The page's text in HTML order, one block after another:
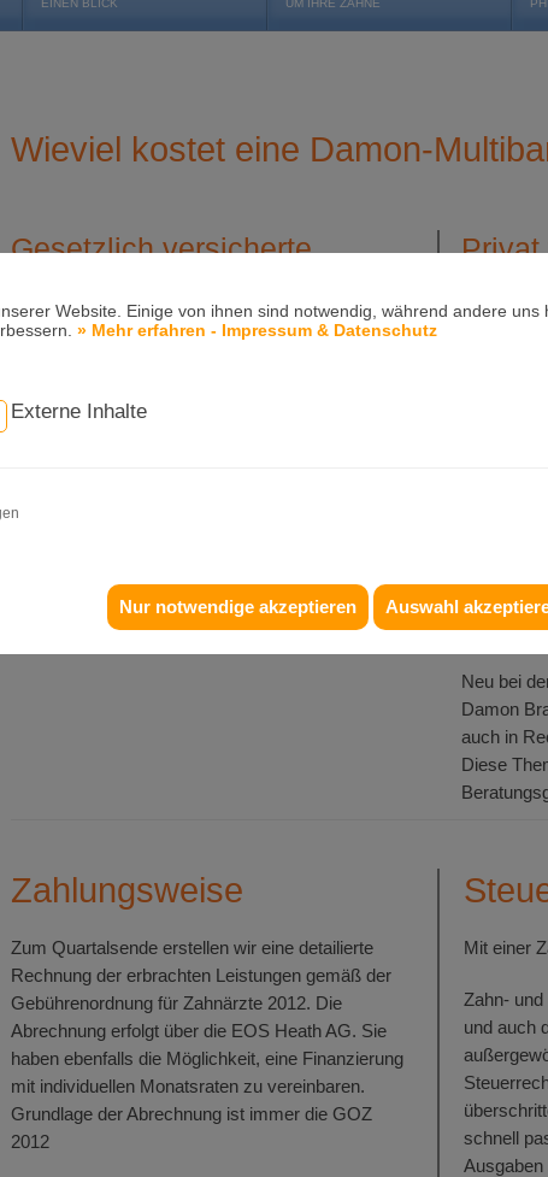
Website. Einige von ihnen sind notwendig, während andere uns
» Mehr erfahren - Impressum & Datenschutz
Externe Inhalte
Nur notwendige akzeptieren Auswahl
Wieviel kostet eine Damon-
Gesetzlich versicherte
Eine Behandlung mit dem Damon System ist
zusätzlichen Kosten einen Kostenvoranschlag für
werden mit den Krankenkassen abgerechnet.
Privat
Privat
die
Wir
Ihres
Gebühren.
Neu bei
Damon
auch in
Diese
Zahlungsweise
Zum Quartalsende erstellen wir eine detailierte
Rechnung der erbrachten Leistungen gemäß der
Gebührenordnung für Zahnärzte 2012. Die
Abrechnung erfolgt über die EOS Heath AG. Sie
haben ebenfalls die Möglichkeit, eine Finanzierung
mit individuellen Monatsraten zu vereinbaren.
Grundlage der Abrechnung ist immer die GOZ
2012
Mit einer
Zahn-
und auch
schnell
Ausgaben